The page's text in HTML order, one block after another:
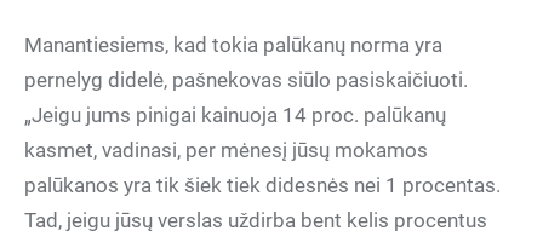
Manantiesiems, kad tokia palūkanų norma yra
pernelyg didelė, pašnekovas siūlo pasiskaičiuoti.
„Jeigu jums pinigai kainuoja 14 proc. palūkanų
kasmet, vadinasi, per mėnesį jūsų mokamos
palūkanos yra tik šiek tiek didesnės nei 1 procentas.
Tad, jeigu jūsų verslas uždirba bent kelis procentus